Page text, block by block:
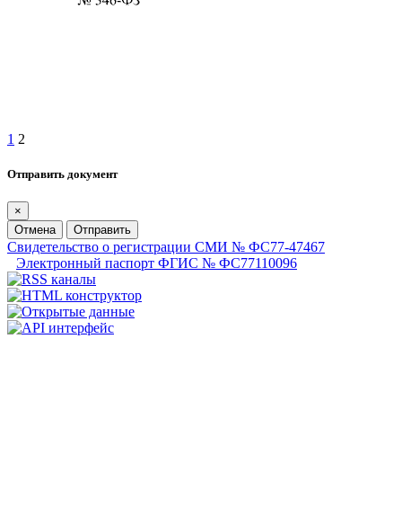
1 2
Отправить документ
×
Отмена
Отправить
Свидетельство о регистрации СМИ № ФС77-47467
Электронный паспорт ФГИС № ФС77110096